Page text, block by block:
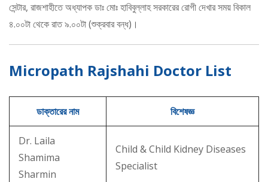
সেন্টার, রাজশাহীতে অধ্যাপক ডাঃ মোঃ হাবিবুল্লাহ সরকারের রোগী দেখার সময় বিকাল
৪.০০টা থেকে রাত ৯.০০টা (শুক্রবার বন্ধ)।
Micropath Rajshahi Doctor List
ডাক্তারের নাম বিশেষজ্ঞ
Dr. Laila
Shamima
Sharmin
Child & Child Kidney Diseases
Specialist